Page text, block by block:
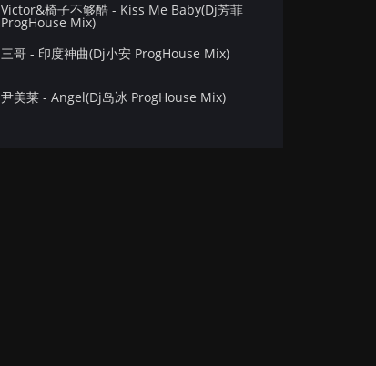
Victor&椅子不够酷 - Kiss Me Baby(Dj芳菲
ProgHouse Mix)
三哥 - 印度神曲(Dj小安 ProgHouse Mix)
尹美莱 - Angel(Dj岛冰 ProgHouse Mix)